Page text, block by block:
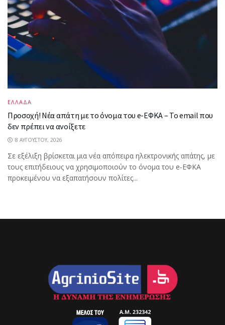
ΕΛΛΑΔΑ
Προσοχή! Νέα απάτη με το όνομα του e-ΕΦΚΑ – Το email που
δεν πρέπει να ανοίξετε
8 ΑΥΓΟΎΣΤΟΥ, 2026
Σε εξέλιξη βρίσκεται μια νέα απόπειρα ηλεκτρονικής απάτης, με
τους επιτήδειους να χρησιμοποιούν το όνομα του e-ΕΦΚΑ
προκειμένου να εξαπατήσουν πολίτες...